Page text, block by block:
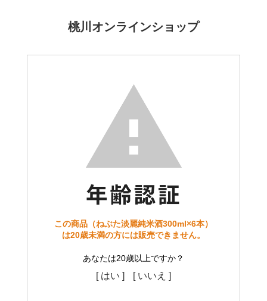
桃川オンラインショップ
この商品（ねぶた淡麗純米酒300ml×6本）
は20歳未満の方には販売できません。
あなたは20歳以上ですか？
[ はい ] [ いいえ ]